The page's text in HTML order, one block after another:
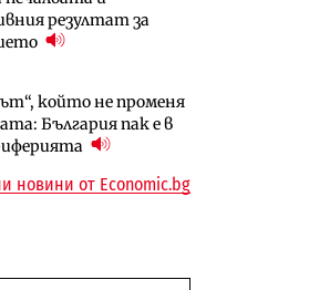
резултат за
който не променя
България пак е в
толкова е намалял,
медии обмислят да се
напълно от Google
ще строи огромен
и отбранителен
Доброславци
новини от Economic.bg